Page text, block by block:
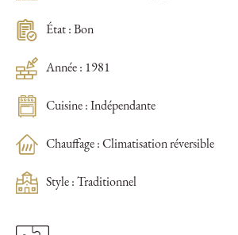
État : Bon
Année : 1981
Cuisine : Indépendante
Chauffage : Climatisation réversible
Style : Traditionnel